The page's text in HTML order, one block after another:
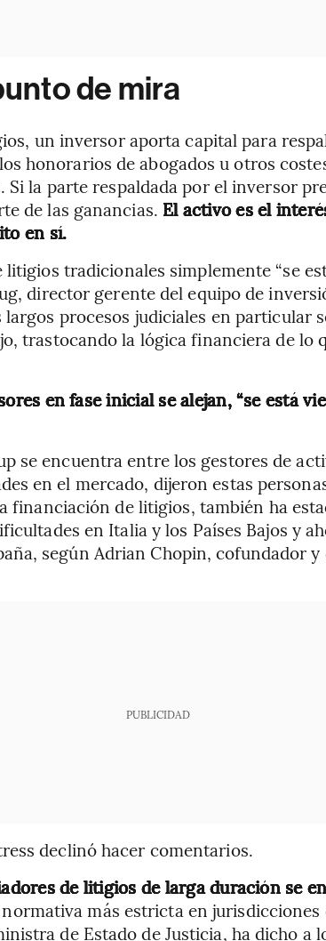
de mira
un inversor aporta capital para
honorarios de abogados u otros
la parte respaldada por el inversor
de las ganancias. El activo es el
en sí.
tradicionales simplemente “se
director gerente del equipo de
procesos judiciales en particular
trastocando la lógica financiera de lo
en fase inicial se alejan, “se está
se encuentra entre los gestores de
en el mercado, dijeron estas
financiación de litigios, también ha
en Italia y los Países Bajos y
según Adrian Chopin, cofundador
PUBLICIDAD
declinó hacer comentarios.
de litigios de larga duración se
más estricta en jurisdicciones
de Estado de Justicia, ha dicho a